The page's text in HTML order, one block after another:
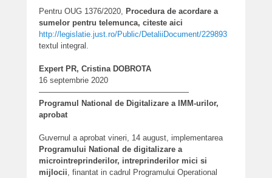
Pentru OUG 1376/2020,
Procedura de acordare a
sumelor pentru telemunca, citeste aici
http://legislatie.just.ro/Public/DetaliiDocument/229893
textul integral.
Expert PR, Cristina DOBROTA
16 septembrie 2020
———————————————————
Programul National de Digitalizare a IMM-urilor,
aprobat
Guvernul a aprobat vineri, 14 august, implementarea
Programului National de digitalizare a
microintreprinderilor, intreprinderilor mici si
mijlocii , finantat in cadrul Programului Operational